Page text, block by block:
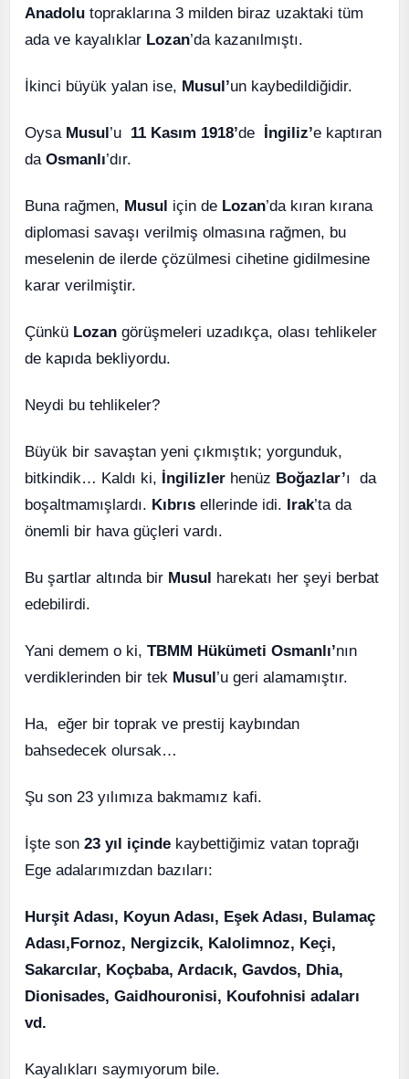
Anadolu topraklarına 3 milden biraz uzaktaki tüm
ada ve kayalıklar Lozan’da kazanılmıştı.
İkinci büyük yalan ise, Musul’un kaybedildiğidir.
Oysa Musul’u 11 Kasım 1918’de İngiliz’e kaptıran
da Osmanlı’dır.
Buna rağmen, Musul için de Lozan’da kıran kırana
diplomasi savaşı verilmiş olmasına rağmen, bu
meselenin de ilerde çözülmesi cihetine gidilmesine
karar verilmiştir.
Çünkü Lozan görüşmeleri uzadıkça, olası tehlikeler
de kapıda bekliyordu.
Neydi bu tehlikeler?
Büyük bir savaştan yeni çıkmıştık; yorgunduk,
bitkindik… Kaldı ki, İngilizler henüz Boğazlar’ı da
boşaltmamışlardı. Kıbrıs ellerinde idi. Irak’ta da
önemli bir hava güçleri vardı.
Bu şartlar altında bir Musul harekatı her şeyi berbat
edebilirdi.
Yani demem o ki, TBMM Hükümeti Osmanlı’nın
verdiklerinden bir tek Musul’u geri alamamıştır.
Ha, eğer bir toprak ve prestij kaybından
bahsedecek olursak…
Şu son 23 yılımıza bakmamız kafi.
İşte son 23 yıl içinde kaybettiğimiz vatan toprağı
Ege adalarımızdan bazıları:
Hurşit Adası, Koyun Adası, Eşek Adası, Bulamaç
Adası,Fornoz, Nergizcik, Kalolimnoz, Keçi,
Sakarcılar, Koçbaba, Ardacık, Gavdos, Dhia,
Dionisades, Gaidhouronisi, Koufohnisi adaları
vd.
Kayalıkları saymıyorum bile.